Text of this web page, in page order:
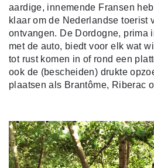
aardige, innemende Fransen
klaar om de Nederlandse toerist
ontvangen. De Dordogne, prima
met de auto, biedt voor elk wat
tot rust komen in of rond een
ook de (bescheiden) drukte
plaatsen als Brantôme, Riberac